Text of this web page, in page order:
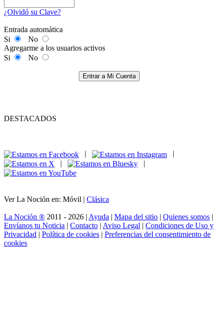
¿Olvidó su Clave?
Entrada automática
Si
No
Agregarme a los usuarios activos
Si
No
Entrar a Mi Cuenta
DESTACADOS
|
|
Ver La Noción en: Móvil | Clásica
La Noción ® 2011 - 2026 | Ayuda | Mapa del sitio | Quienes somos |
Envíanos tu Noticia | Contacto | Aviso Legal | Condiciones de Uso y
Privacidad | Política de cookies | Preferencias del consentimiento de
cookies